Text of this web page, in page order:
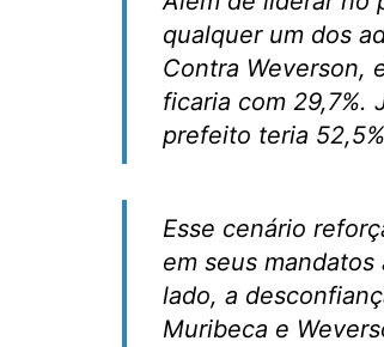
qualquer um dos
Contra Weverson,
ficaria com 29,7%.
prefeito teria
Esse cenário
em seus
lado, a
Muribeca e